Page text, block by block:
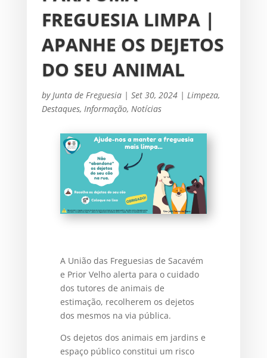
FREGUESIA LIMPA |
APANHE OS DEJETOS
DO SEU ANIMAL
by Junta de Freguesia| Set 30, 2024| Limpeza,
Destaques, Informação, Notícias
A União das Freguesias de Sacavém
e Prior Velho alerta para o cuidado
dos tutores de animais de
estimação, recolherem os dejetos
dos mesmos na via pública.
Os dejetos dos animais em jardins e
espaço público constitui um risco